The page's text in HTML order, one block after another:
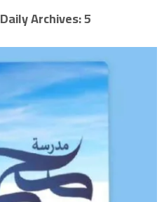
Daily Archives:5 سبتمبر، 2025